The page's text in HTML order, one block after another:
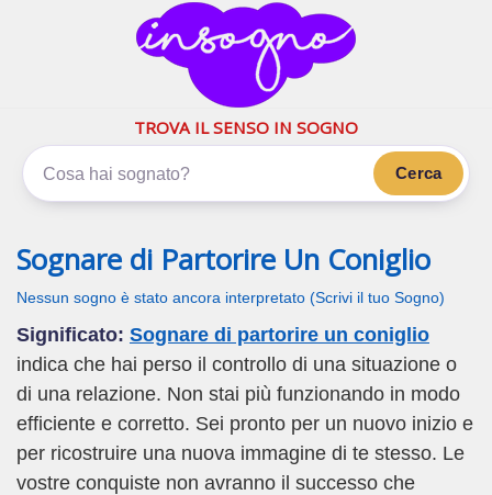
inSogno.com
I sogni significano di piùTROVA IL SENSO IN SOGNO
Cerca
Sognare di Partorire Un Coniglio
Nessun sogno è stato ancora interpretato (Scrivi il tuo Sogno)
Significato: Sognare di partorire un coniglio
indica che hai perso il controllo di una situazione o
di una relazione. Non stai più funzionando in modo
efficiente e corretto. Sei pronto per un nuovo inizio e
per ricostruire una nuova immagine di te stesso. Le
vostre conquiste non avranno il successo che